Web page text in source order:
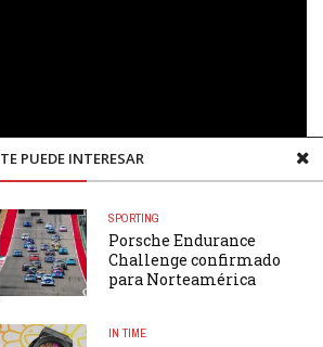
TE PUEDE INTERESAR
SPORTING
Porsche Endurance
Challenge confirmado
para Norteamérica
IN TIME